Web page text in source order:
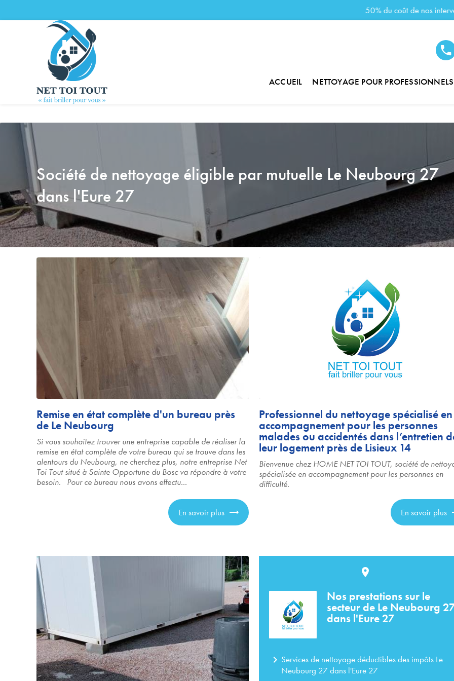
ACCUEIL NETTOYAGE POUR PROFESSIONNELS
Société de nettoyage éligible par mutuelle Le Neubourg 27
dans l'Eure 27
Remise en état complète d'un bureau près
de Le Neubourg
Si vous souhaitez trouver une entreprise capable de réaliser la
remise en état complète de votre bureau qui se trouve dans les
alentours du Neubourg, ne cherchez plus, notre entreprise Net
Toi Tout situé à Sainte Opportune du Bosc va répondre à votre
besoin. Pour ce bureau nous avons effectu...
En savoir plus
Professionnel du nettoyage spécialisé en
accompagnement pour les personnes
malades ou accidentés dans l’entretien
leur logement près de Lisieux 14
Bienvenue chez HOME NET TOI TOUT, société de
spécialisée en accompagnement pour les personnes en
difficulté.
En savoir plus
place
Nos prestations sur le
secteur de Le Neubourg
dans l'Eure 27
navigate_next Services de nettoyage déductibles des impôts Le
Neubourg 27 dans l'Eure 27